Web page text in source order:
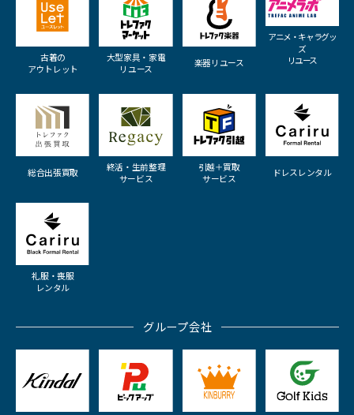
古着の
アウトレット
大型家具・家電
リユース
楽器リユース
アニメ・キャラグッ
ズ
リユース
総合出張買取
終活・生前整理
サービス
引越＋買取
サービス
ドレスレンタル
礼服・喪服
レンタル
グループ会社